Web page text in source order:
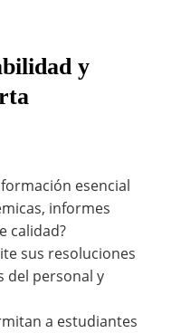
y
esencial
informes
calidad?
sus resoluciones
del personal y
a estudiantes